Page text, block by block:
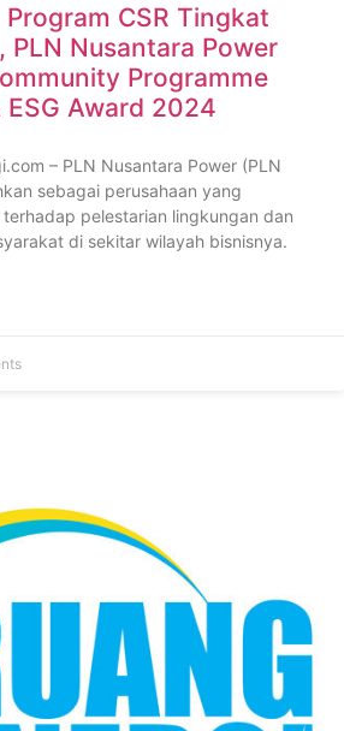
CSR Tingkat
PLN Nusantara Power
Programme
ESG Award 2024
– PLN Nusantara Power (PLN
sebagai perusahaan yang
pelestarian lingkungan dan
di sekitar wilayah bisnisnya.